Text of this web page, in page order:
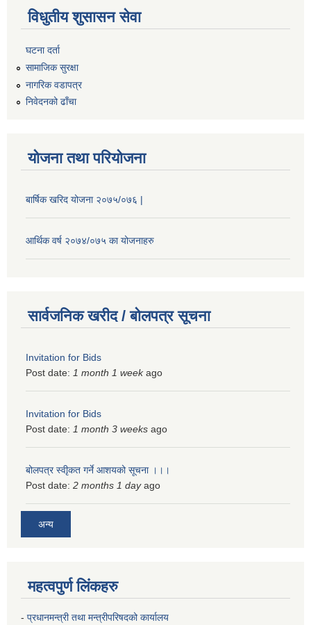
विधुतीय शुसासन सेवा
घटना दर्ता
सामाजिक सुरक्षा
नागरिक वडापत्र
निवेदनको ढाँचा
योजना तथा परियोजना
बार्षिक खरिद योजना २०७५/०७६ |
आर्थिक वर्ष २०७४/०७५ का योजनाहरु
सार्वजनिक खरीद / बोलपत्र सूचना
Invitation for Bids
Post date: 1 month 1 weekago
Invitation for Bids
Post date: 1 month 3 weeks ago
बोलपत्र स्वीृकत गर्ने आशयको सूचना ।।।
Post date: 2 months 1 dayago
अन्य
महत्वपुर्ण लिंकहरु
- प्रधानमन्त्री तथा मन्त्रीपरिषदको कार्यालय